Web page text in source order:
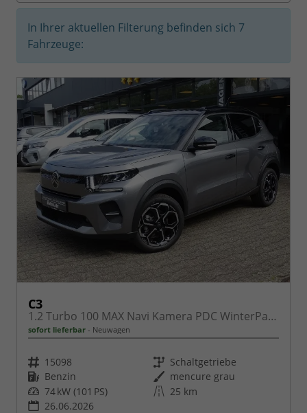
In Ihrer aktuellen Filterung befinden sich 7
Fahrzeuge:
C3
1.2 Turbo 100 MAX Navi Kamera PDC WinterPaket
sofort lieferbar Neuwagen
Fahrzeugnr. 15098 Getriebe Schaltgetriebe
Kraftstoff Benzin Außenfarbe mencure grau
Leistung 74 kW (101 PS) Kilometerstand 25 km
26.06.2026